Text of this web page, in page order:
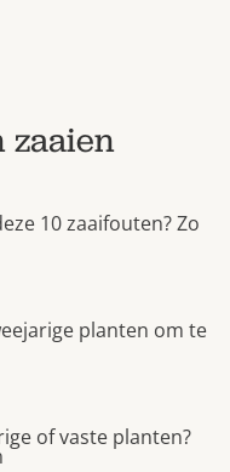
zaaien
10 zaaifouten? Zo
planten om te
of vaste planten?